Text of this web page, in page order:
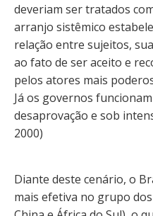
deveriam ser tratados
arranjo sistêmico
relação entre sujeitos,
ao fato de ser aceito e
pelos atores mais
Já os governos
desaprovação e sob
2000)
Diante deste cenário, o
mais efetiva no grupo dos